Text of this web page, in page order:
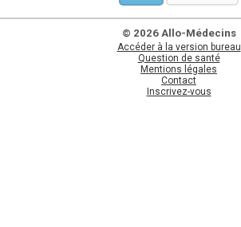
© 2026 Allo-Médecins
Accéder à la version bureau
Question de santé
Mentions légales
Contact
Inscrivez-vous